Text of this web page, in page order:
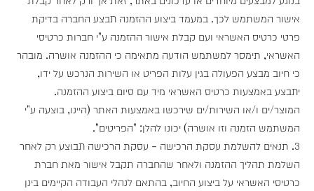
אישור המשתמש לכך. במעמד ביצוע ההזמנה תבצע החברה בדיקת
פרטי כרטיס האשראי ועם קבלת אישור ההזמנה ע"י חברות כרטיסי
האשראי, תימסר למשתמש הודעה מתאימה כי ההזמנה אושרה. מובהר
כי חיוב מבצע הפעולה בגין עלות הפריט או השירות הנרכש על ידו,
יתבצע באמצעות כרטיס האשראי מיד עם סיום ביצוע ההזמנה.
המוצר/ים ו/או השירות/ים שירכשו באמצעות האתר (היינו, בוצעה ע"י
המשתמש הזמנה וזו אושרה) יכונו להלן: "הפריטים".
3. תנאים להשלמת עסקת הרכישה - עסקת הרכישה תבוצע רק לאחר
השלמת תהליך ההזמנה ולאחר שהחברה תקבל אישור מאת חברת
כרטיסי האשראי על ביצוע החיוב, בהתאם לנהלי העבודה הקיימים בינן